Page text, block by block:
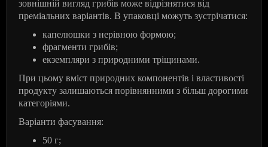
зовнішній вигляд грибів може відрізнятися від
преміальних варіантів. В упаковці можуть зустрічатися:
капелюшки з нерівною формою;
фрагменти грибів;
екземпляри з природними тріщинами.
При цьому вміст природних компонентів і властивості
продукту залишаються порівнянними з більш дорогими
категоріями.
Варіанти фасування:
50 г;